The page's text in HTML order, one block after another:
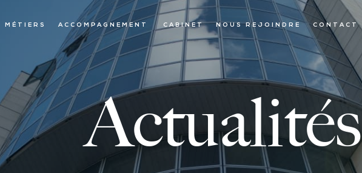
MÉTIERS ACCOMPAGNEMENT CABINET NOUS REJOINDRE CONTACT
Actualités